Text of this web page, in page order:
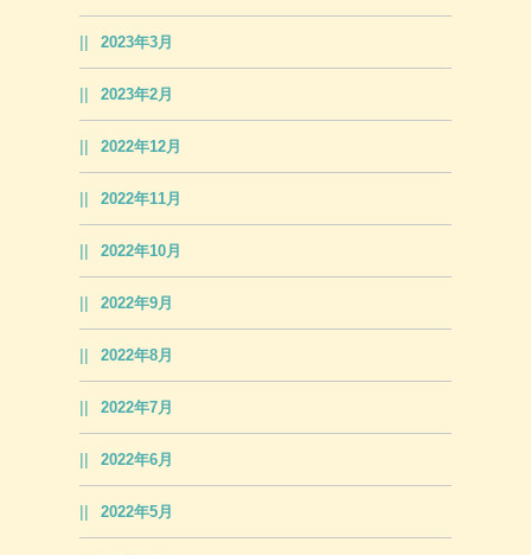
2023年3月
2023年2月
2022年12月
2022年11月
2022年10月
2022年9月
2022年8月
2022年7月
2022年6月
2022年5月